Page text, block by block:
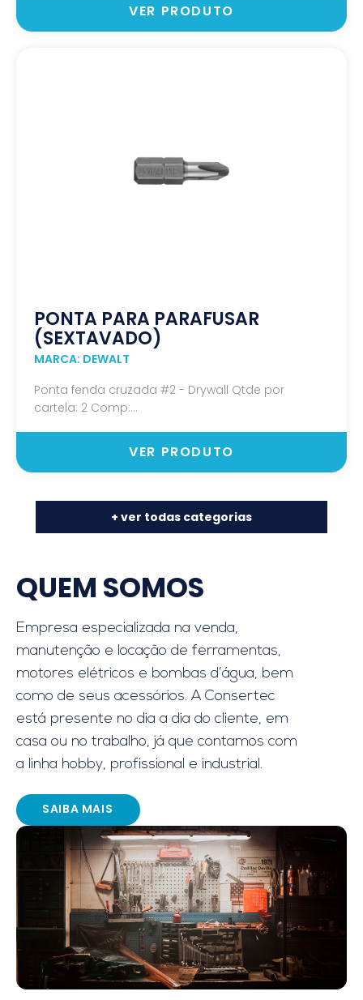
VER PRODUTO
PONTA PARA PARAFUSAR
(SEXTAVADO)
MARCA: DEWALT
Ponta fenda cruzada #2 - Drywall Qtde por
cartela: 2 Comp:...
VER PRODUTO
+ ver todas categorias
QUEM SOMOS
Empresa especializada na venda,
manutenção e locação de ferramentas,
motores elétricos e bombas d’água, bem
como de seus acessórios. A Consertec
está presente no dia a dia do cliente, em
casa ou no trabalho, já que contamos com
a linha hobby, profissional e industrial.
SAIBA MAIS